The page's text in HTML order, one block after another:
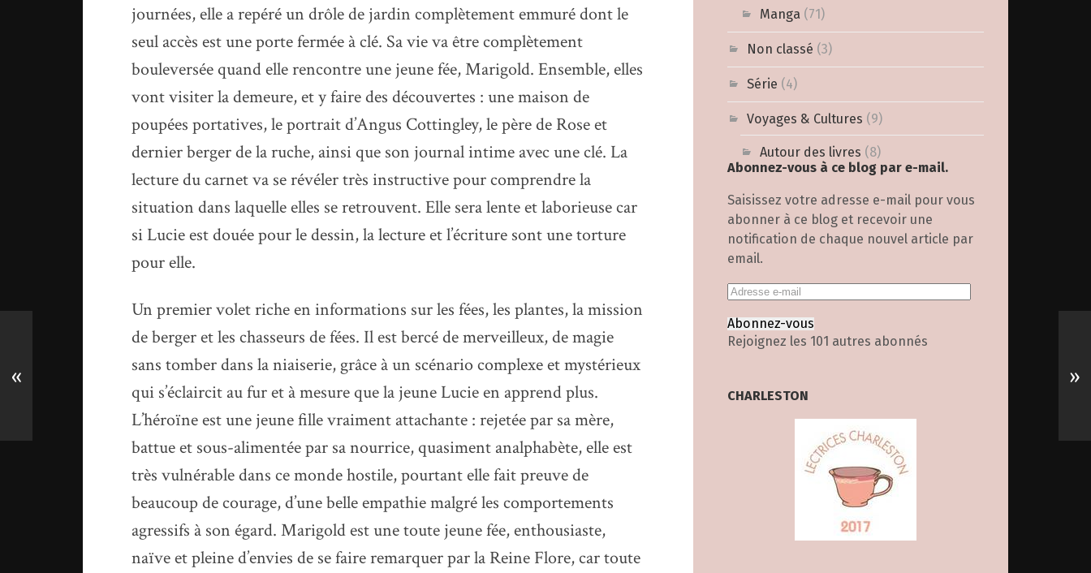
Manga (71)
Non classé (3)
Série (4)
Voyages & Cultures (9)
Autour des livres (8)
Abonnez-vous à ce blog par e-mail.
Saisissez votre adresse e-mail pour vous
abonner à ce blog et recevoir une
notification de chaque nouvel article par
email.
Abonnez-vous
Rejoignez les 101 autres abonnés
CHARLESTON
journées, elle a repéré un drôle de jardin complètement emmuré dont le
seul accès est une porte fermée à clé. Sa vie va être complètement
bouleversée quand elle rencontre une jeune fée, Marigold. Ensemble, elles
vont visiter la demeure, et y faire des découvertes : une maison de
poupées portatives, le portrait d’Angus Cottingley, le père de Rose et
dernier berger de la ruche, ainsi que son journal intime avec une clé. La
lecture du carnet va se révéler très instructive pour comprendre la
situation dans laquelle elles se retrouvent. Elle sera lente et laborieuse car
si Lucie est douée pour le dessin, la lecture et l’écriture sont une torture
pour elle.
Un premier volet riche en informations sur les fées, les plantes, la mission
de berger et les chasseurs de fées. Il est bercé de merveilleux, de magie
sans tomber dans la niaiserie, grâce à un scénario complexe et mystérieux
qui s’éclaircit au fur et à mesure que la jeune Lucie en apprend plus.
L’héroïne est une jeune fille vraiment attachante : rejetée par sa mère,
battue et sous-alimentée par sa nourrice, quasiment analphabète, elle est
très vulnérable dans ce monde hostile, pourtant elle fait preuve de
beaucoup de courage, d’une belle empathie malgré les comportements
agressifs à son égard. Marigold est une toute jeune fée, enthousiaste,
naïve et pleine d’envies de se faire remarquer par la Reine Flore, car toute
« »